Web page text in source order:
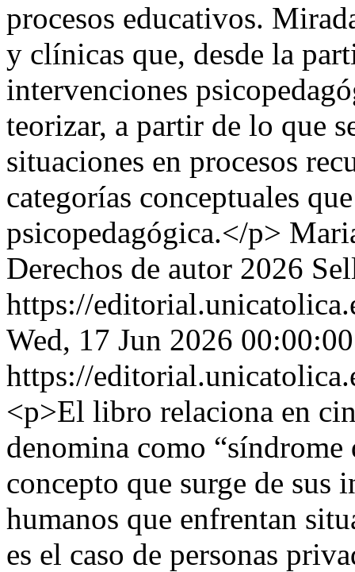
procesos educativos.
y clínicas que, desde la
intervenciones
teorizar, a partir de lo que
situaciones en procesos
categorías conceptuales
psicopedagógica.</p>
Derechos de autor 2026
https://
Wed, 17 Jun 2026
https://
<p>El libro relaciona en
denomina como
concepto que surge de sus
humanos que enfrentan
es el caso de personas